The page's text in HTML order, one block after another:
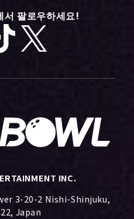
서 팔로우하세요!
INC.
3-20-2 Nishi-Shinjuku,
Japan